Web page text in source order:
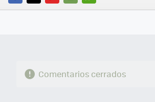
FACEBOOK
TWITTERFLIPBOARD
E-
WHATSAPP
Comentarios cerrados